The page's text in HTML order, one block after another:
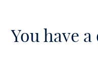
You have